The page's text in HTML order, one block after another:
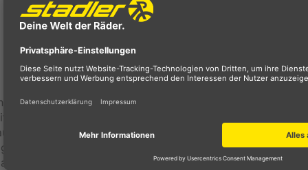
Northwind Gravel Rollbag 2.0
sich drei Klettschlaufen, mit denen sie sicher und
somit auch die Sicherheit zu erhöhen, wurden an der
Gravel Rollbag 2.0 angebracht. An den
werden und in den Mesh-Taschen an den Seiten finden